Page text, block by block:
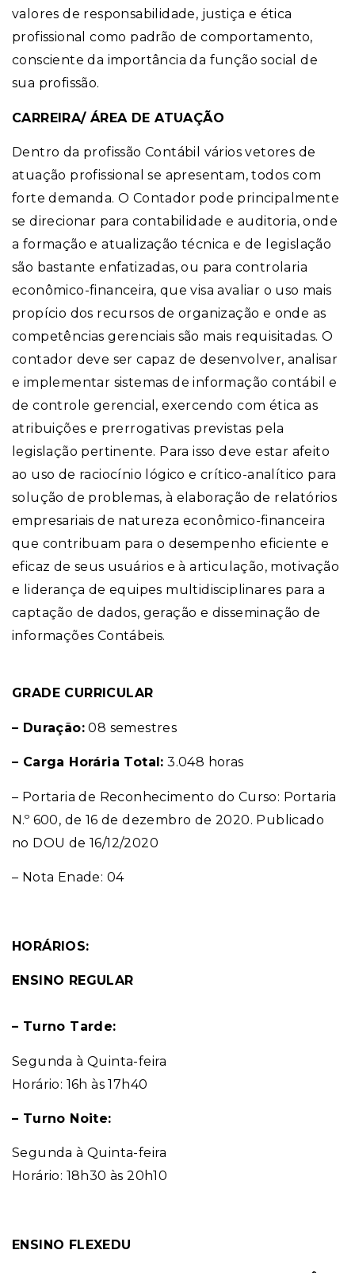
valores de responsabilidade, justiça e ética
profissional como padrão de comportamento,
consciente da importância da função social de
sua profissão.
CARREIRA/ ÁREA DE ATUAÇÃO
Dentro da profissão Contábil vários vetores de
atuação profissional se apresentam, todos com
forte demanda. O Contador pode principalmente
se direcionar para contabilidade e auditoria, onde
a formação e atualização técnica e de legislação
são bastante enfatizadas, ou para controlaria
econômico-financeira, que visa avaliar o uso mais
propício dos recursos de organização e onde as
competências gerenciais são mais requisitadas. O
contador deve ser capaz de desenvolver, analisar
e implementar sistemas de informação contábil e
de controle gerencial, exercendo com ética as
atribuições e prerrogativas previstas pela
legislação pertinente. Para isso deve estar afeito
ao uso de raciocínio lógico e crítico-analítico para
solução de problemas, à elaboração de relatórios
empresariais de natureza econômico-financeira
que contribuam para o desempenho eficiente e
eficaz de seus usuários e à articulação, motivação
e liderança de equipes multidisciplinares para a
captação de dados, geração e disseminação de
informações Contábeis.
GRADE CURRICULAR
– Duração: 08 semestres
– Carga Horária Total: 3.048 horas
– Portaria de Reconhecimento do Curso: Portaria
N.º 600, de 16 de dezembro de 2020. Publicado
no DOU de 16/12/2020
– Nota Enade: 04
HORÁRIOS:
ENSINO REGULAR
– Turno Tarde:
Segunda à Quinta-feira
Horário: 16h às 17h40
– Turno Noite:
Segunda à Quinta-feira
Horário: 18h30 às 20h10
ENSINO FLEXEDU